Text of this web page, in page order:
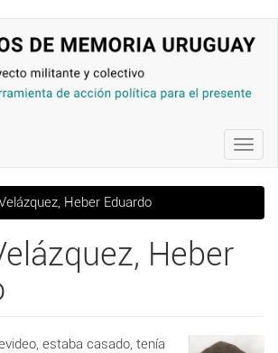
Heber Eduardo
Heber
estaba casado, tenía